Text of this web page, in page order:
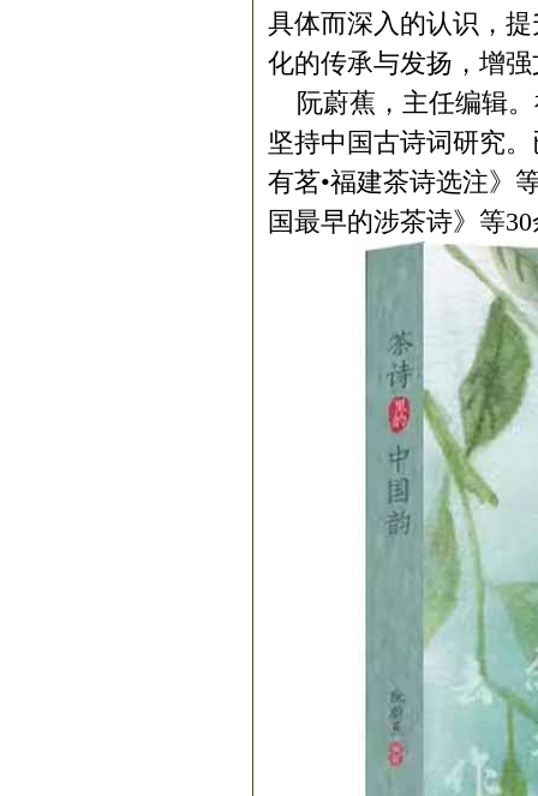
具体而深入的认识，
化的传承与发扬，增
阮蔚蕉，主任编辑。
坚持中国古诗词研究
有茗•福建茶诗选注》
国最早的涉茶诗》等